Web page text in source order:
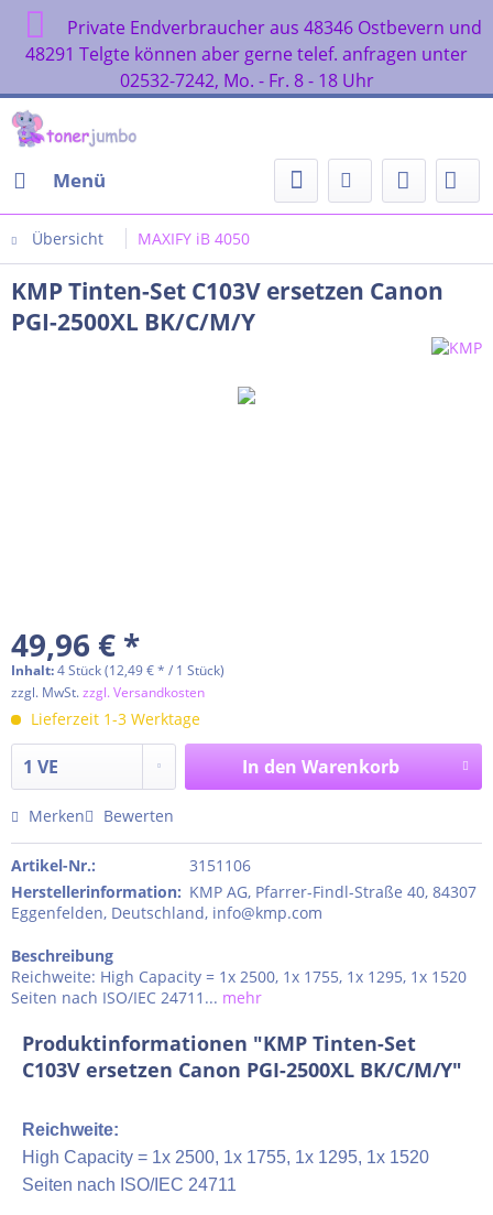
Private Endverbraucher aus 48346 Ostbevern und
48291 Telgte können aber gerne telef. anfragen unter
02532-7242, Mo. - Fr. 8 - 18 Uhr
Menü
Übersicht MAXIFY iB 4050
KMP Tinten-Set C103V ersetzen Canon
PGI-2500XL BK/C/M/Y
49,96 € *
Inhalt:4 Stück (12,49 € * / 1 Stück)
zzgl. MwSt.zzgl. Versandkosten
Lieferzeit 1-3 Werktage
In den Warenkorb
Merken Bewerten
Artikel-Nr.:
3151106
Herstellerinformation: KMP AG, Pfarrer-Findl-Straße 40, 84307
Eggenfelden, Deutschland, info@kmp.com
Beschreibung
Reichweite: High Capacity = 1x 2500, 1x 1755, 1x 1295, 1x 1520
Seiten nach ISO/IEC 24711... mehr
Produktinformationen "KMP Tinten-Set
C103V ersetzen Canon PGI-2500XL BK/C/M/Y"
Reichweite:
High Capacity = 1x 2500, 1x 1755, 1x 1295, 1x 1520
Seiten nach ISO/IEC 24711